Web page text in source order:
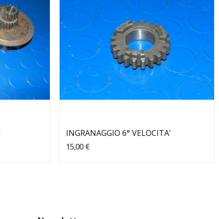
Aggiungi Al Carrello
INGRANAGGIO 6° VELOCITA'
15,00 €